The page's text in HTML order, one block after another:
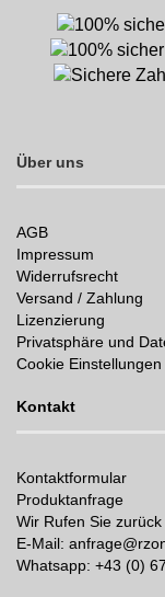
Über uns
AGB
Impressum
Widerrufsrecht
Versand / Zahlung
Lizenzierung
Privatsphäre und
Cookie Einstellungen
Kontakt
Kontaktformular
Produktanfrage
Wir Rufen Sie zurück
E-Mail:
Whatsapp: +43 (0)